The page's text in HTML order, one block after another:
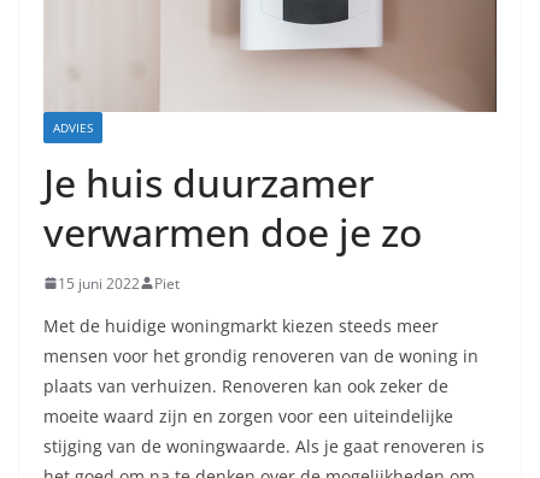
ADVIES
Je huis duurzamer
verwarmen doe je zo
15 juni 2022 Piet
Met de huidige woningmarkt kiezen steeds meer
mensen voor het grondig renoveren van de woning in
plaats van verhuizen. Renoveren kan ook zeker de
moeite waard zijn en zorgen voor een uiteindelijke
stijging van de woningwaarde. Als je gaat renoveren is